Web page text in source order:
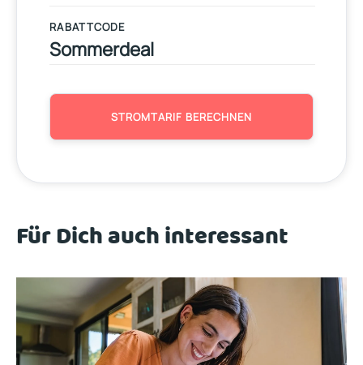
RABATTCODE
STROMTARIF BERECHNEN
Für Dich auch interessant